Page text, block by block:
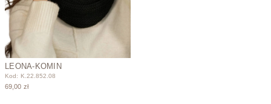
LEONA-KOMIN
Kod: K.22.852.08
69,00 zł